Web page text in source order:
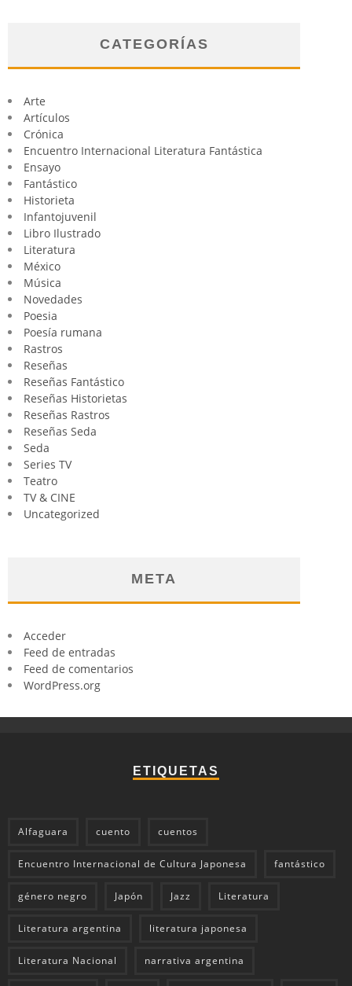
CATEGORÍAS
Arte
Artículos
Crónica
Encuentro Internacional Literatura Fantástica
Ensayo
Fantástico
Historieta
Infantojuvenil
Libro Ilustrado
Literatura
México
Música
Novedades
Poesia
Poesía rumana
Rastros
Reseñas
Reseñas Fantástico
Reseñas Historietas
Reseñas Rastros
Reseñas Seda
Seda
Series TV
Teatro
TV & CINE
Uncategorized
META
Acceder
Feed de entradas
Feed de comentarios
WordPress.org
ETIQUETAS
Alfaguara cuento cuentos
Encuentro Internacional de Cultura Japonesa fantástico
género negro Japón Jazz Literatura
Literatura argentina literatura japonesa
Literatura Nacional narrativa argentina